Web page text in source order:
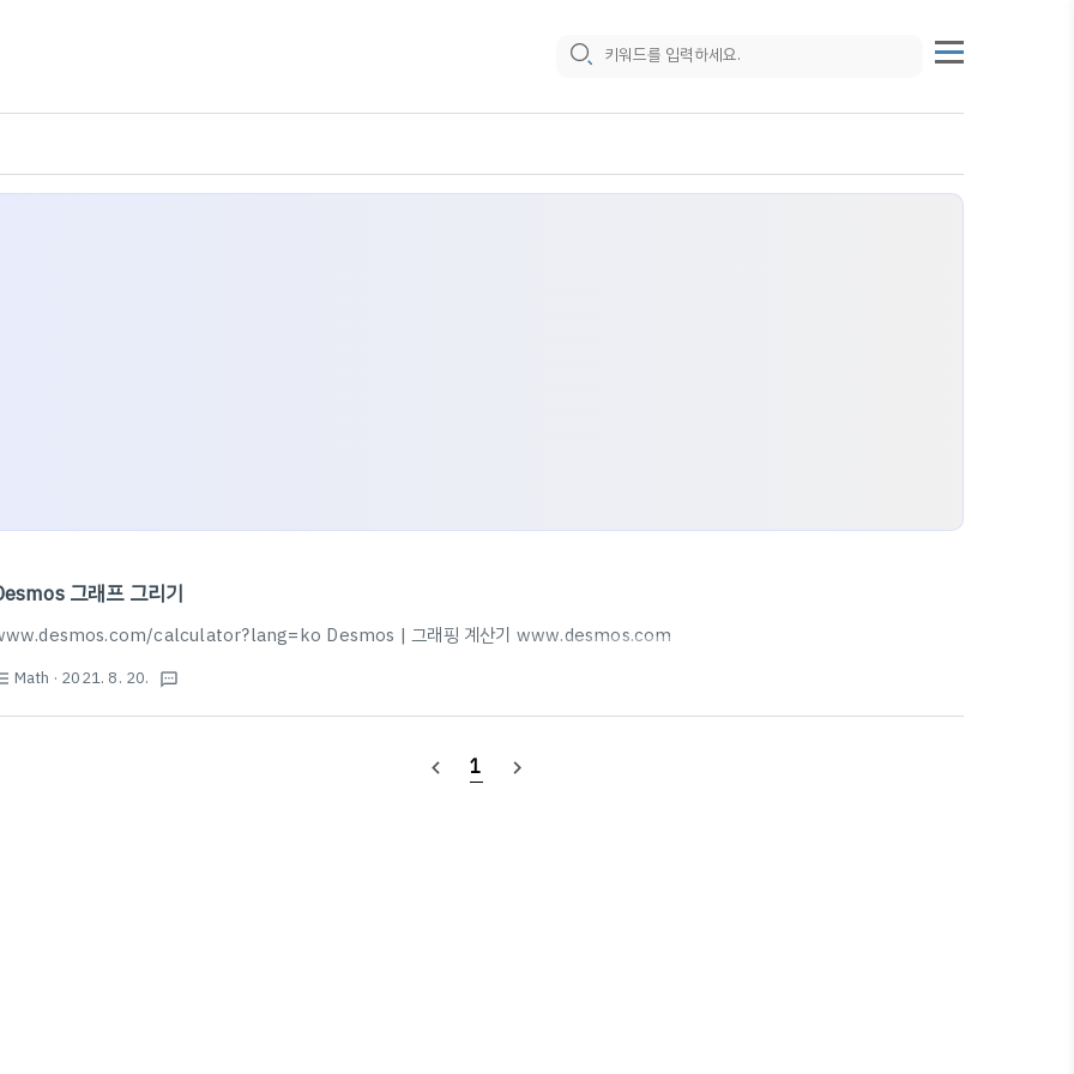
그래프 그리기
calculator?lang=ko Desmos | 그래핑 계산기 www.desmos.com
Math · 2021. 8. 20. textsms
navigate_before 1 navigate_next